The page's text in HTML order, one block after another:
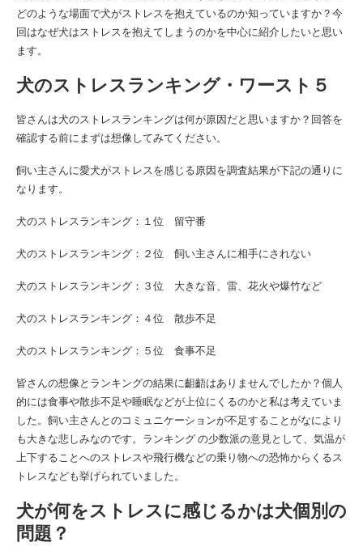
どのような場面で犬がストレスを抱えているのか知っていますか？今
回はなぜ犬はストレスを抱えてしまうのかを中心に紹介したいと思い
ます。
犬のストレスランキング・ワースト５
皆さんは犬のストレスランキングは何が原因だと思いますか？回答を
確認する前にまずは想像してみてください。
飼い主さんに愛犬がストレスを感じる原因を調査結果が下記の通りに
なります。
犬のストレスランキング：１位 留守番
犬のストレスランキング：２位 飼い主さんに相手にされない
犬のストレスランキング：３位 大きな音、雷、花火や爆竹など
犬のストレスランキング：４位 散歩不足
犬のストレスランキング：５位 食事不足
皆さんの想像とランキングの結果に齟齬はありませんでしたか？個人
的には食事や散歩不足や睡眠などが上位にくるのかと私は考えていま
した。飼い主さんとのコミュニケーションが不足することがなにより
も大きな悲しみなのです。ランキング の少数派の意見として、気温が
上下することへのストレスや飛行機などの乗り物への恐怖からくるス
トレスなども挙げられていました。
犬が何をストレスに感じるかは犬個別の
問題？